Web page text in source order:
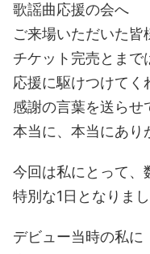
歌謡曲応援の会へ
ご来場いただいた皆
チケット完売とまで
応援に駆けつけてく
感謝の言葉を送らせ
本当に、本当にあり
今回は私にとって、
特別な1日となりまし
デビュー当時の私に